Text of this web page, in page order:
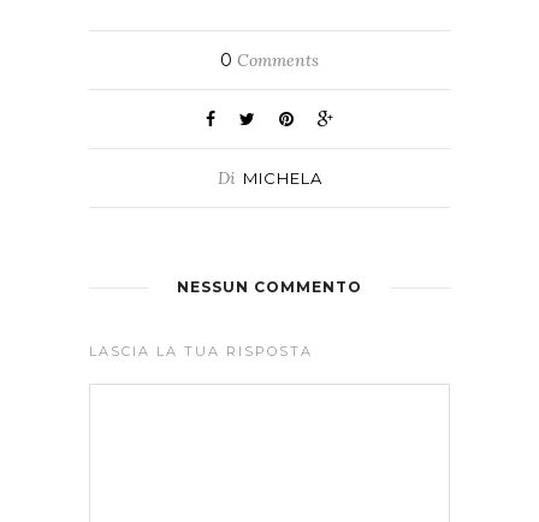
0 Comments
Di MICHELA
NESSUN COMMENTO
LASCIA LA TUA RISPOSTA